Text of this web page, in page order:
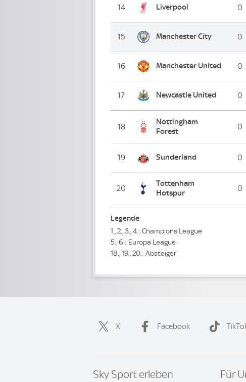
14 Liverpool 0
15 Manchester City 0
16 Manchester United 0
17 Newcastle United 0
18
Nottingham
Forest
0
19 Sunderland 0
20
Tottenham
Hotspur
0
Legende
1., 2., 3., 4.: Champions League
5., 6.: Europa League
18., 19., 20.: Absteiger
X Facebook
Sky Sport erleben Für